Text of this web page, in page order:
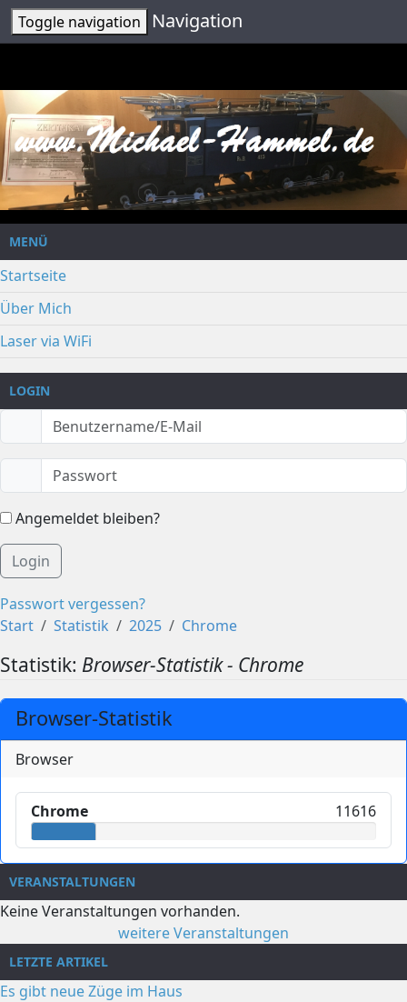
Toggle navigation Navigation
MENÜ
Startseite
Über Mich
Laser via WiFi
LOGIN
Angemeldet bleiben?
Login
Passwort vergessen?
Start
Statistik 2025 Chrome
Statistik: Browser-Statistik - Chrome
Browser-Statistik
Browser
Chrome 11616
VERANSTALTUNGEN
Keine Veranstaltungen vorhanden.
weitere Veranstaltungen
LETZTE ARTIKEL
Es gibt neue Züge im Haus